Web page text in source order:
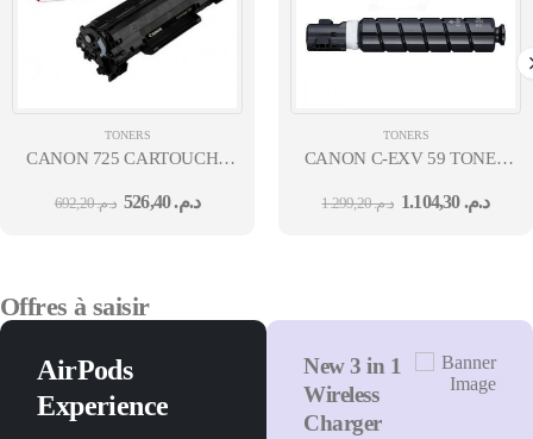
TONERS
CANON 725 CARTOUCHE
PAGES)
د.م.692,20 د.م.526,40
TONERS
CANON C-EXV 59 TONER
PAGES)
د.م.1.299,20 د.م.1.104,30
Offres à saisir
AirPods
Experience
New 3 in 1
Wireless
Charger